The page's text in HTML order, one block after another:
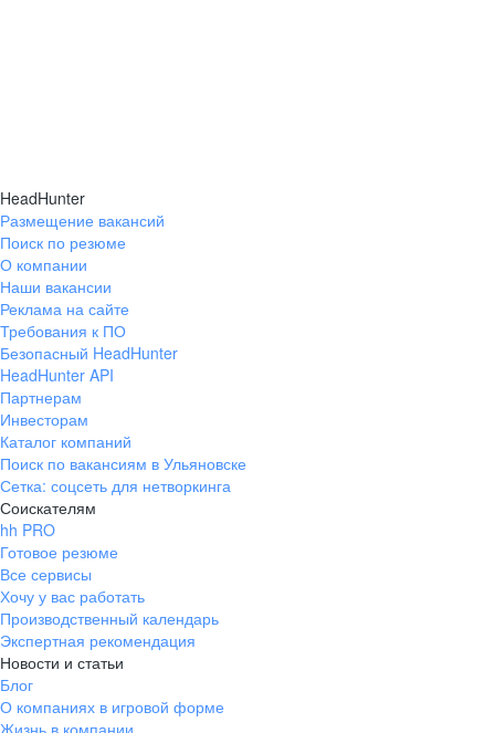
HeadHunter
Размещение вакансий
Поиск по резюме
О компании
Наши вакансии
Реклама на сайте
Требования к ПО
Безопасный HeadHunter
HeadHunter API
Партнерам
Инвесторам
Каталог компаний
Поиск по вакансиям в Ульяновске
Сетка: соцсеть для нетворкинга
Соискателям
hh PRO
Готовое резюме
Все сервисы
Хочу у вас работать
Производственный календарь
Экспертная рекомендация
Новости и статьи
Блог
О компаниях в игровой форме